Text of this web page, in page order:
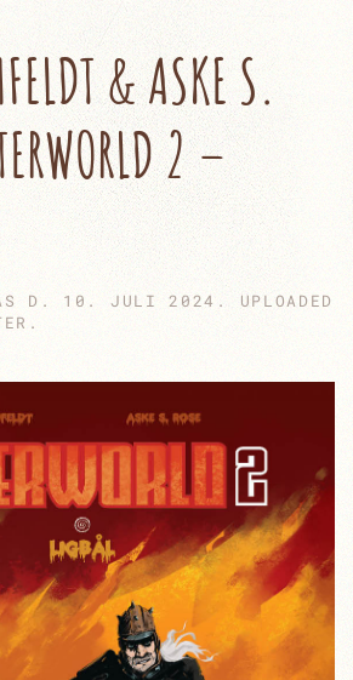
& ASKE S.
2 –
D. 10. JULI 2024 . UPLOADED
.